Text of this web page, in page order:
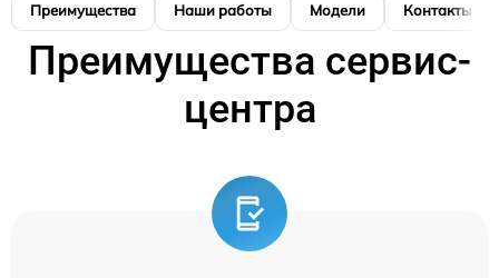
Преимущества Наши работы Модели Контакты
Преимущества сервис-
центра